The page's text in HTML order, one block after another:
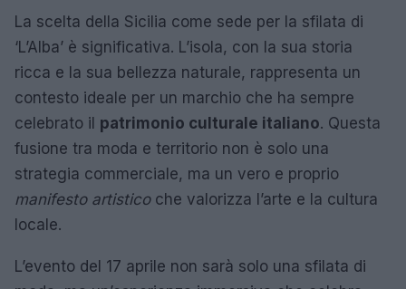
La scelta della Sicilia come sede per la sfilata di
‘L’Alba’ è significativa. L’isola, con la sua storia
ricca e la sua bellezza naturale, rappresenta un
contesto ideale per un marchio che ha sempre
celebrato il patrimonio culturale italiano. Questa
fusione tra moda e territorio non è solo una
strategia commerciale, ma un vero e proprio
manifesto artisticoche valorizza l’arte e la cultura
locale.
L’evento del 17 aprile non sarà solo una sfilata di